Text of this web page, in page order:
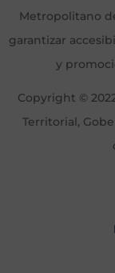
Metropolitano
garantizar
y
Copyright ©
Territorial,